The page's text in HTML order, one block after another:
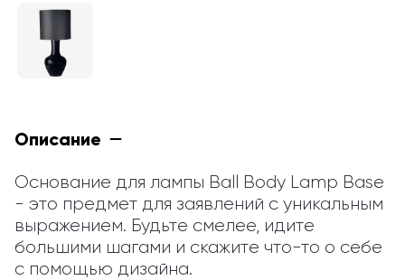
Описание
Основание для лампы Ball Body Lamp Base
- это предмет для заявлений с уникальным
выражением. Будьте смелее, идите
большими шагами и скажите что-то о себе
с помощью дизайна.